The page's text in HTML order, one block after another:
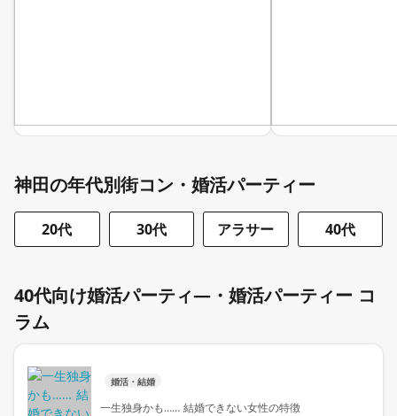
神田の年代別街コン・婚活パーティー
20代 30代 アラサー 40代
40代向け婚活パーティ―・婚活パーティー コ
ラム
婚活・結婚
一生独身かも…… 結婚できない女性の特徴